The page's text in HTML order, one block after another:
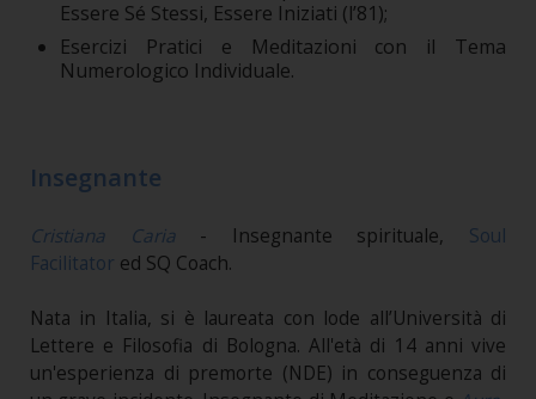
Essere Sé Stessi, Essere Iniziati (l’81);
Esercizi Pratici e Meditazioni con il Tema
Numerologico Individuale.
Insegnante
Cristiana Caria - Insegnante spirituale, Soul
Facilitator ed SQ Coach.
Nata in Italia, si è laureata con lode all’Università di
Lettere e Filosofia di Bologna. All'età di 14 anni vive
un'esperienza di premorte (NDE) in conseguenza di